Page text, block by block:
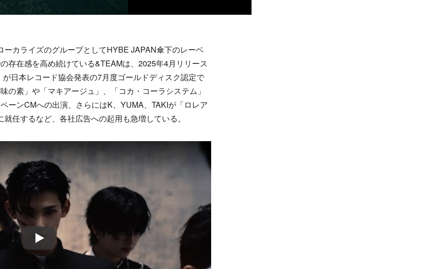
カライズのグループとしてHYBE JAPAN傘下のレーベ
存在感を高め続けている&TEAMは、2025年4月リリース
日本レコード協会発表の7月度ゴールドディスク認定で
の素」や「マキアージュ」、「コカ・コーラシステム」
ーンCMへの出演、さらにはK、YUMA、TAKIが「ロレア
任するなど、各社広告への起用も急増している。